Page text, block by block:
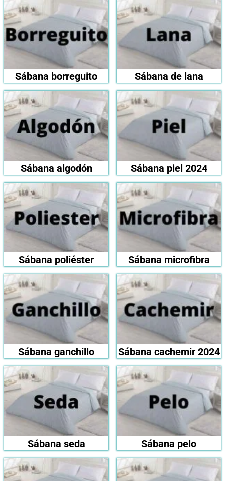
Sábana borreguito Sábana de lana
Sábana algodón Sábana piel 2024
Sábana poliéster Sábana microfibra
Sábana ganchillo Sábana cachemir 2024
Sábana seda Sábana pelo